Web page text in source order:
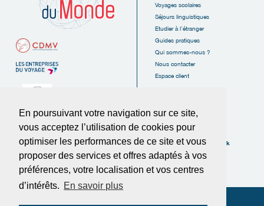
En poursuivant votre navigation sur ce site,
vous acceptez l’utilisation de cookies pour
optimiser les performances de ce site et vous
proposer des services et offres adaptés à vos
préférences, votre localisation et vos centres
d’intérêts. En savoir plus
6, Rue des Tanneurs
16110 La Rochefoucauld
Tél :
Fax :05.45.62.37.89
Voyages scolaires
Séjours linguistiques
Etudier à l'étranger
Guides pratiques
Qui sommes-nous ?
Nous contacter
Espace client
Suivez-nous sur Facebook